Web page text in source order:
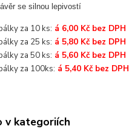
se silnou lepivostí
za 10 ks: á 6,00 Kč bez DPH
za 25 ks: á 5,80 Kč bez DPH
za 50 ks: á 5,60 Kč bez DPH
za 100ks: á 5,40 Kč bez DPH
v kategoriích